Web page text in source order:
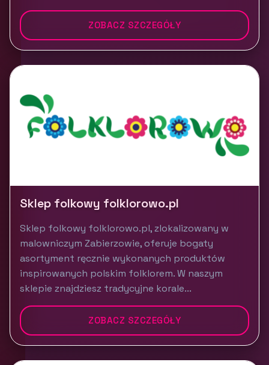
ZOBACZ SZCZEGÓŁY
Sklep folkowy folklorowo.pl
Sklep folkowy folklorowo.pl, zlokalizowany w
malowniczym Zabierzowie, oferuje bogaty
asortyment ręcznie wykonanych produktów
inspirowanych polskim folklorem. W naszym
sklepie znajdziesz tradycyjne korale...
ZOBACZ SZCZEGÓŁY